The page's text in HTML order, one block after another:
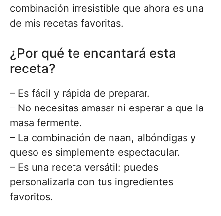
combinación irresistible que ahora es una
de mis recetas favoritas.
¿Por qué te encantará esta
receta?
– Es fácil y rápida de preparar.
– No necesitas amasar ni esperar a que la
masa fermente.
– La combinación de naan, albóndigas y
queso es simplemente espectacular.
– Es una receta versátil: puedes
personalizarla con tus ingredientes
favoritos.